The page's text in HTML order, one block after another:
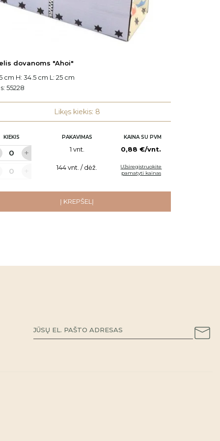
dovanoms "Ahoi"
cm H: 34.5 cm L: 25 cm
55228
Likęs kiekis: 8
KIEKIS PAKAVIMAS KAINA SU PVM
1 vnt. 0,88 €/vnt.
144 vnt. / dėž.
Užsiregistruokite
pamatyti kainas
Į KREPŠELĮ